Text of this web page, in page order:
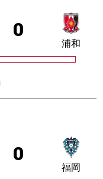
0
浦和
0
福岡